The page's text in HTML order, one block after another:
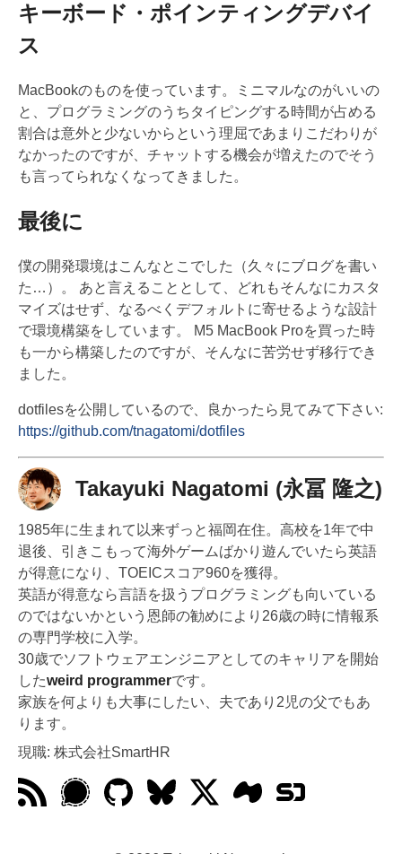
キーボード・ポインティングデバイ
ス
MacBookのものを使っています。ミニマルなのがいいの
と、プログラミングのうちタイピングする時間が占める
割合は意外と少ないからという理屈であまりこだわりが
なかったのですが、チャットする機会が増えたのでそう
も言ってられなくなってきました。
最後に
僕の開発環境はこんなとこでした（久々にブログを書い
た…）。 あと言えることとして、どれもそんなにカスタ
マイズはせず、なるべくデフォルトに寄せるような設計
で環境構築をしています。 M5 MacBook Proを買った時
も一から構築したのですが、そんなに苦労せず移行でき
ました。
dotfilesを公開しているので、良かったら見てみて下さい:
https://github.com/tnagatomi/dotfiles
Takayuki Nagatomi (永冨 隆之)
1985年に生まれて以来ずっと福岡在住。高校を1年で中
退後、引きこもって海外ゲームばかり遊んでいたら英語
が得意になり、TOEICスコア960を獲得。
英語が得意なら言語を扱うプログラミングも向いている
のではないかという恩師の勧めにより26歳の時に情報系
の専門学校に入学。
30歳でソフトウェアエンジニアとしてのキャリアを開始
したweird programmerです。
家族を何よりも大事にしたい、夫であり2児の父でもあ
ります。
現職: 株式会社SmartHR